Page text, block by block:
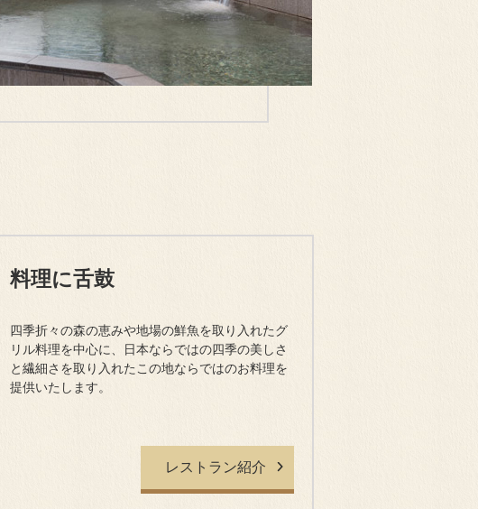
料理に舌鼓
四季折々の森の恵みや地場の鮮魚を取り入れたグ
リル料理を中心に、日本ならではの四季の美しさ
と繊細さを取り入れたこの地ならではのお料理を
提供いたします。
レストラン紹介